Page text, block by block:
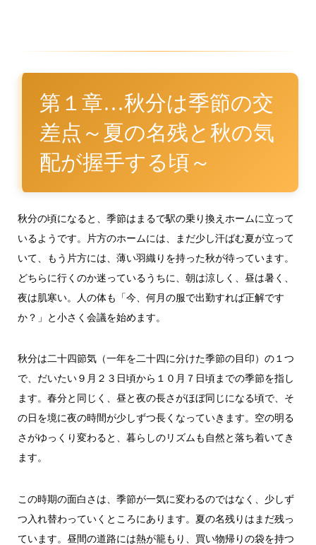
第１章…秋分は季節の交
差点～夏の名残と秋の気
配が握手する頃～
秋分の頃になると、季節はまるで駅の乗り換えホームに立って
いるようです。片方のホームには、まだ少し汗ばむ夏が立って
いて、もう片方には、薄い羽織りを持った秋が待っています。
どちらに行くのか迷っているうちに、朝は涼しく、昼は暑く、
夜は肌寒い。人の体も「今、何月の服で出勤すれば正解です
か？」と小さく会議を始めます。
秋分は二十四節気（一年を二十四に分けた季節の目印）の１つ
で、だいたい９月２３日頃から１０月７日頃までの季節を指し
ます。春分と同じく、昼と夜の長さがほぼ同じになる頃で、そ
の日を境に夜の時間が少しずつ長くなっていきます。空の明る
さがゆっくり変わると、暮らしのリズムも自然と落ち着いてき
ます。
この時期の面白さは、季節が一気に変わるのではなく、少しず
つ入れ替わっていくところにあります。夏の名残りはまだ残っ
ています。昼間の道路には熱が籠もり、買い物帰りの袋を持つ